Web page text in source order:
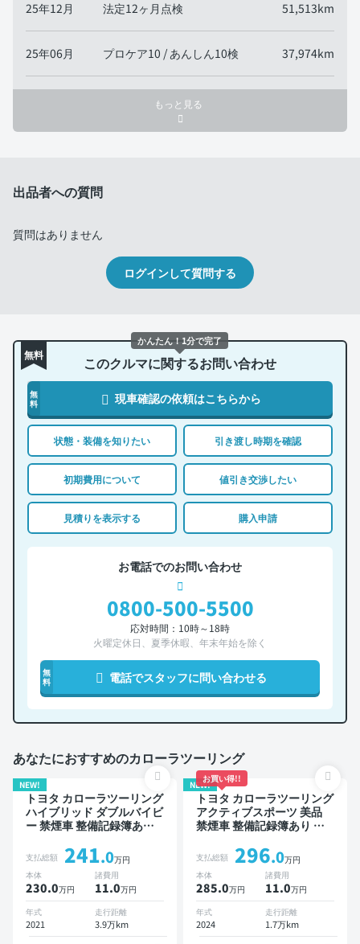
25年12月 法定12ヶ月点検 51,513km
25年06月 プロケア10 / あんしん10検 37,974km
もっと見る
出品者への質問
質問はありません
ログインして質問する
無料 このクルマに関するお問い合わせ
無
料
現車確認の依頼はこちらから
状態・装備を知りたい 引き渡し時期を確認
初期費用について 値引き交渉したい
見積りを表示する 購入申請
お電話でのお問い合わせ
0800-500-5500
応対時間：10時～18時
火曜定休日、夏季休暇、年末年始を除く
無
料
電話でスタッフに問い合わせる
あなたにおすすめのカローラツーリング
NEW!
トヨタ カローラツーリング
ハイブリッド ダブルバイビ
ー 禁煙車 整備記録簿あり
ナビキットあり オートクル
ーズ スマートキー ETC バ
ックモニター ドライブレコ
ーダー 衝突軽減
支払総額 241.0万円
本体
230.0万円
諸費用
11.0万円
年式
2021
走行距離
3.9万km
NEW!
お買い得!!
トヨタ カローラツーリング
アクティブスポーツ 美品
禁煙車 整備記録簿あり デ
ビキットあり ブラインドス
ポットモニター オートクル
ーズ スマートキー ETC バ
ックモニター ドライブレコ
ーダー 衝突軽減
支払総額 296.0万円
本体
285.0万円
諸費用
11.0万円
年式
2024
走行距離
1.7万km
かんたん！1分で完了